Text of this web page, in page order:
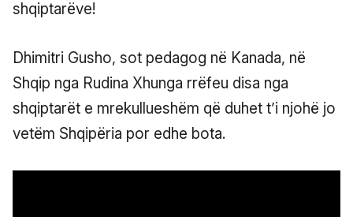
Dhimitri Gusho, sot pedagog në Kanada, në
Shqip nga Rudina Xhunga rrëfeu disa nga
shqiptarët e mrekullueshëm që duhet t’i njohë jo
vetëm Shqipëria por edhe bota.